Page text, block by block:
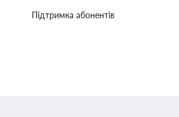
Підтримка абонентів